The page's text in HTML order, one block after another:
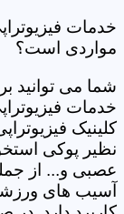
خدمات
مواردی است؟
شما می توانید
خدمات
کلینیک
نظیر پوکی
عصبی و... از
آسیب های